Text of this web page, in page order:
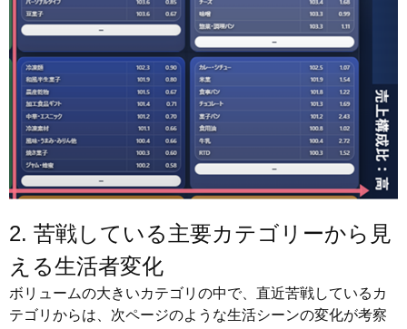
2. 苦戦している主要カテゴリーから見
える生活者変化
ボリュームの大きいカテゴリの中で、直近苦戦しているカ
テゴリからは、次ページのような生活シーンの変化が考察